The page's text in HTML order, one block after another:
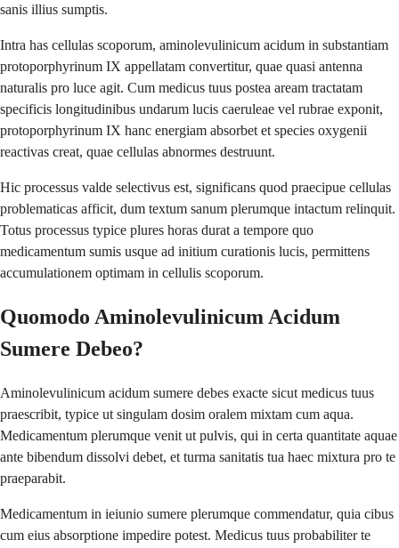
sanis illius sumptis.
Intra has cellulas scoporum, aminolevulinicum acidum in substantiam
protoporphyrinum IX appellatam convertitur, quae quasi antenna
naturalis pro luce agit. Cum medicus tuus postea aream tractatam
specificis longitudinibus undarum lucis caeruleae vel rubrae exponit,
protoporphyrinum IX hanc energiam absorbet et species oxygenii
reactivas creat, quae cellulas abnormes destruunt.
Hic processus valde selectivus est, significans quod praecipue cellulas
problematicas afficit, dum textum sanum plerumque intactum relinquit.
Totus processus typice plures horas durat a tempore quo
medicamentum sumis usque ad initium curationis lucis, permittens
accumulationem optimam in cellulis scoporum.
Quomodo Aminolevulinicum Acidum
Sumere Debeo?
Aminolevulinicum acidum sumere debes exacte sicut medicus tuus
praescribit, typice ut singulam dosim oralem mixtam cum aqua.
Medicamentum plerumque venit ut pulvis, qui in certa quantitate aquae
ante bibendum dissolvi debet, et turma sanitatis tua haec mixtura pro te
praeparabit.
Medicamentum in ieiunio sumere plerumque commendatur, quia cibus
cum eius absorptione impedire potest. Medicus tuus probabiliter te